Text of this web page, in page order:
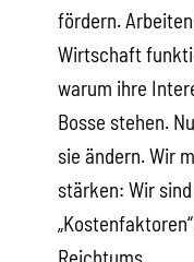
fördern.
Wirtschaft
warum ihre
Bosse stehen.
sie ändern. Wir
stärken: Wir